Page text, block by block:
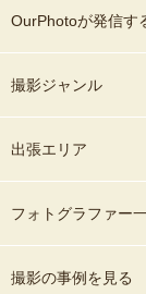
OurPhotoが発信す
撮影ジャンル
出張エリア
フォトグラファー
撮影の事例を見る